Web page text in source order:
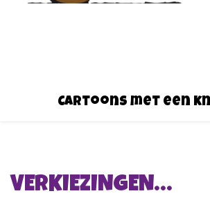
Cartoons met een
VERKIEZINGEN…